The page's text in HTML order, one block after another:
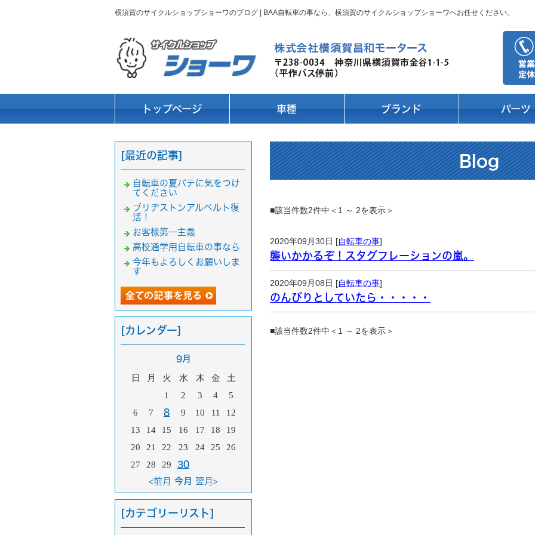
横須賀のサイクルショップショーワのブログ | BAA自転車の事なら、横須賀のサイクルショップショーワへお任せください。
トップページ 車種 ブランド パーツ
Blog
■該当件数2件中＜1 ～ 2を表示＞
2020年09月30日 [自転車の事]
襲いかかるぞ！スタグフレーションの嵐。
2020年09月08日 [自転車の事]
のんびりとしていたら・・・・・
■該当件数2件中＜1 ～ 2を表示＞
[最近の記事]
自転車の夏バテに気をつけ
てください
ブリヂストンアルベルト復
活！
お客様第一主義
高校通学用自転車の事なら
今年もよろしくお願いしま
す
[カレンダー]
9月
日 月 火 水 木 金
土
1
2 3 4
5
6
7 8 9 10 11
12
13
14 15 16 17 18
19
20
21 22 23 24 25
26
27
28 29
30
<前月 今月 翌月>
[カテゴリーリスト]